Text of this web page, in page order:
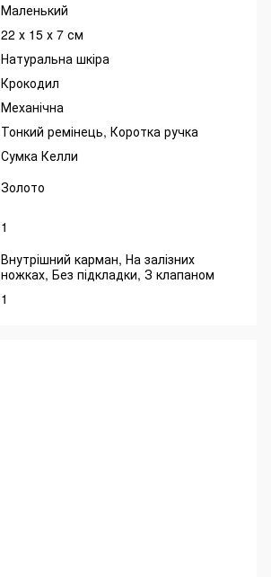
Маленький
22 х 15 х 7 см
Натуральна шкіра
Крокодил
Механічна
Тонкий ремінець, Коротка ручка
Сумка Келли
Золото
1
Внутрішний карман, На залізних
ножках, Без підкладки, З клапаном
1